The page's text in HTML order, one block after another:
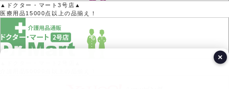
▲ドクター・マート3号店▲
医療用品15000点以上の品揃え！
×